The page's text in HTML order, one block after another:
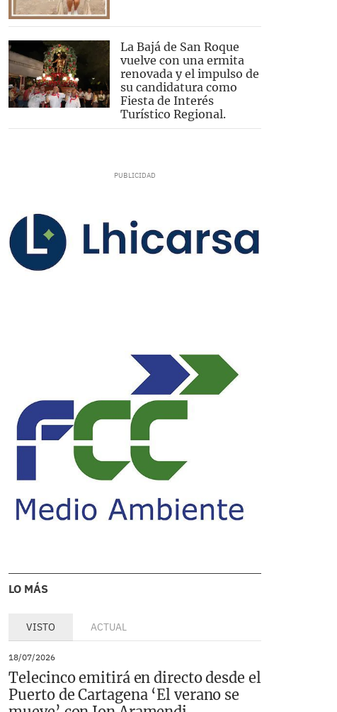
La Bajá de San Roque
vuelve con una ermita
renovada y el impulso de
su candidatura como
Fiesta de Interés
Turístico Regional.
LO MÁS
VISTO ACTUAL
18/07/2026
Telecinco emitirá en directo desde el
Puerto de Cartagena ‘El verano se